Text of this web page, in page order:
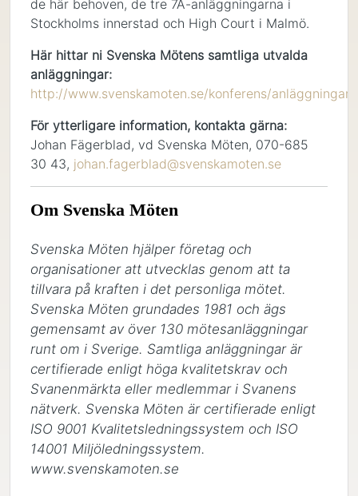
de här behoven, de tre 7A-anläggningarna i
Stockholms innerstad och High Court i Malmö.
Här hittar ni Svenska Mötens samtliga utvalda
anläggningar:
http://www.svenskamoten.se/konferens/anläggningar
För ytterligare information, kontakta gärna:
Johan Fägerblad, vd Svenska Möten, 070-685
30 43, johan.fagerblad@svenskamoten.se
Om Svenska Möten
Svenska Möten hjälper företag och
organisationer att utvecklas genom att ta
tillvara på kraften i det personliga mötet.
Svenska Möten grundades 1981 och ägs
gemensamt av över 130 mötesanläggningar
runt om i Sverige. Samtliga anläggningar är
certifierade enligt höga kvalitetskrav och
Svanenmärkta eller medlemmar i Svanens
nätverk. Svenska Möten är certifierade enligt
ISO 9001 Kvalitetsledningssystem och ISO
14001 Miljöledningssystem.
www.svenskamoten.se